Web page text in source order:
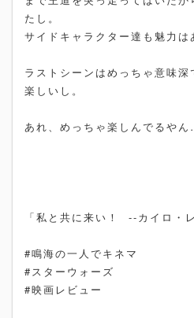
たし。
サイドキャラクター達も魅力は
ラストシーンはめっちゃ意味
楽しいし。
あれ、めっちゃ楽しんでるや
「私と共に来い！ --カイロ・レ
#鳴海の一人でキネマ
#スターウォーズ
#映画レビュー